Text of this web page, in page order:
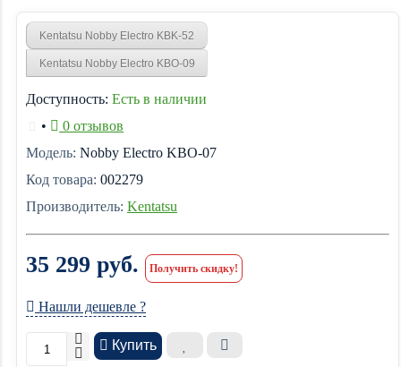
Kentatsu Nobby Electro KBK-52
Kentatsu Nobby Electro KBO-09
Доступность: Есть в наличии
•
0 отзывов
Модель: Nobby Electro KBO-07
Код товара: 002279
Производитель: Kentatsu
35 299 руб. Получить скидку!
Нашли дешевле ?
Купить